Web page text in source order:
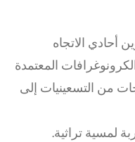
أحادي الاتجاه
المعتمدة
من التسعينيات إلى
لمسية تراثية.